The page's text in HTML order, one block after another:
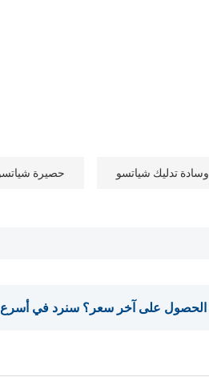
حصيرة وسادة تدليك شياتسو
الحصول على آخر سعر؟ سنرد في أسرع وقت